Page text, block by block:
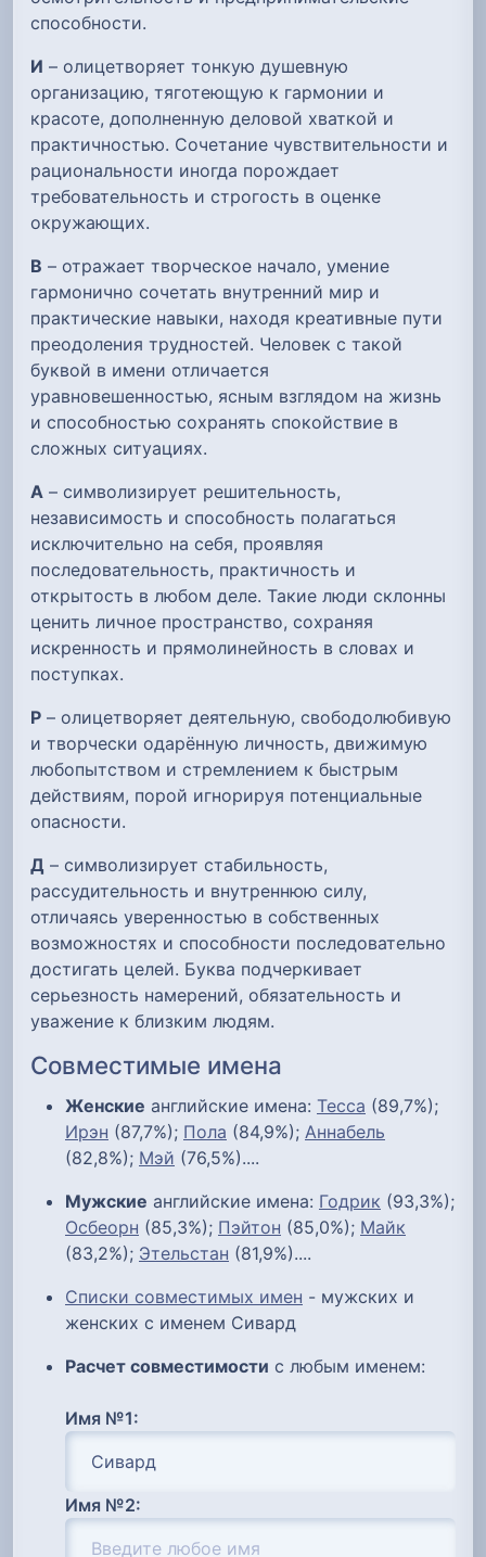
способности.
И – олицетворяет тонкую душевную
организацию, тяготеющую к гармонии и
красоте, дополненную деловой хваткой и
практичностью. Сочетание чувствительности и
рациональности иногда порождает
требовательность и строгость в оценке
окружающих.
В – отражает творческое начало, умение
гармонично сочетать внутренний мир и
практические навыки, находя креативные пути
преодоления трудностей. Человек с такой
буквой в имени отличается
уравновешенностью, ясным взглядом на жизнь
и способностью сохранять спокойствие в
сложных ситуациях.
А – символизирует решительность,
независимость и способность полагаться
исключительно на себя, проявляя
последовательность, практичность и
открытость в любом деле. Такие люди склонны
ценить личное пространство, сохраняя
искренность и прямолинейность в словах и
поступках.
Р – олицетворяет деятельную, свободолюбивую
и творчески одарённую личность, движимую
любопытством и стремлением к быстрым
действиям, порой игнорируя потенциальные
опасности.
Д – символизирует стабильность,
рассудительность и внутреннюю силу,
отличаясь уверенностью в собственных
возможностях и способности последовательно
достигать целей. Буква подчеркивает
серьезность намерений, обязательность и
уважение к близким людям.
Совместимые имена
Женские английские имена: Тесса (89,7%);
Ирэн (87,7%); Пола (84,9%); Аннабель
(82,8%); Мэй (76,5%)....
Мужские английские имена: Годрик (93,3%);
Осбеорн (85,3%); Пэйтон (85,0%); Майк
(83,2%); Этельстан (81,9%)....
Списки совместимых имен - мужских и
женских с именем Сивард
Расчет совместимости с любым именем:
Имя №1:
Имя №2: